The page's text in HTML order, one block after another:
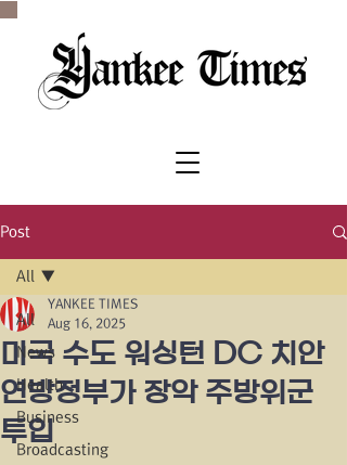
Post
All
News
Health
Business
Broadcasting
All
미국 수도 워싱턴 DC 치안
연방정부가 장악 주방위군
투입
YANKEE TIMES
Aug 16, 2025